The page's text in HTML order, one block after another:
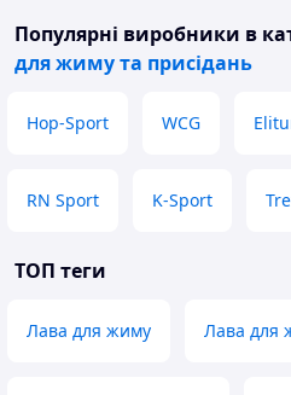
Популярні виробники в
для жиму та присідань
Hop-Sport WCG
RN Sport K-Sport
ТОП теги
Лава для жиму Лава для